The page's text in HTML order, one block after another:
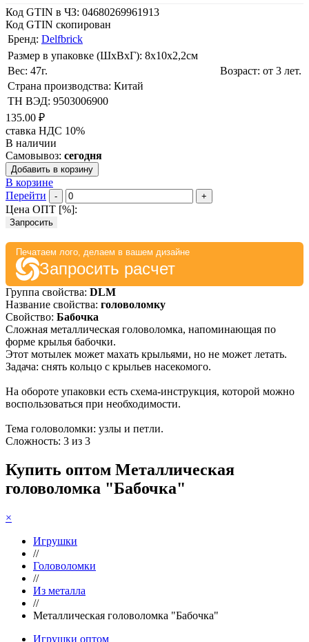
Код GTIN в ЧЗ: 04680269961913
Код GTIN скопирован
Бренд: Delfbrick
Размер в упаковке (ШхВxГ): 8х10х2,2cм
Вес: 47г.
Возраст: от 3 лет.
Страна производства: Китай
ТН ВЭД: 9503006900
135.00 ₽
ставка НДС 10%
В наличии
Самовывоз: сегодня
Добавить в корзину
В корзине
Перейти
- +
Цена ОПТ [%]:
Запросить
Печатаем лого, делаем в вашем дизайне
Запросить расчет
Группа свойства: DLM
Название свойства: головоломку
Свойство: Бабочка
Сложная металлическая головоломка, напоминающая по
форме крылья бабочки.
Этот мотылек может махать крыльями, но не может летать.
Задача: снять кольцо с крыльев насекомого.
На обороте упаковки есть схема-инструкция, которой можно
воспользоваться при необходимости.
Тема головоломки: узлы и петли.
Сложность: 3 из 3
Купить оптом Металлическая
головоломка "Бабочка"
×
Игрушки
//
Головоломки
//
Из металла
//
Металлическая головоломка "Бабочка"
Игрушки оптом